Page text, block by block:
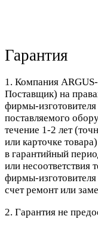
Гарантия
1. Компания
Поставщик) на
фирмы-
поставляемого
течение 1-2 лет
или карточке
в гарантийный
или несоответствия
фирмы-
счет ремонт или
2. Гарантия не